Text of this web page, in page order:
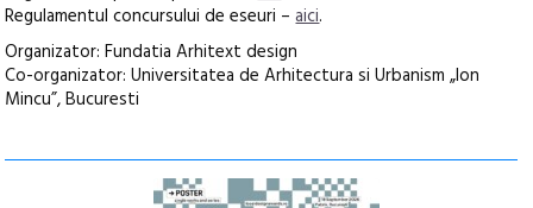
Regulamentul concursului de eseuri –aici.
Organizator: Fundatia Arhitext design
Co-organizator: Universitatea de Arhitectura si Urbanism „Ion
Mincu”, Bucuresti